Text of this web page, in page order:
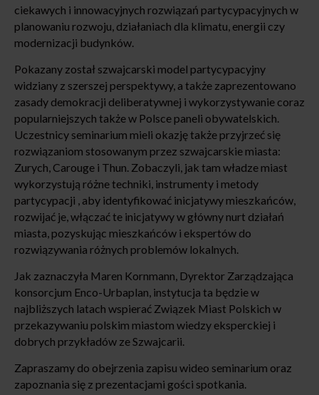
ciekawych i innowacyjnych rozwiązań partycypacyjnych w
planowaniu rozwoju, działaniach dla klimatu, energii czy
modernizacji budynków.
Pokazany został szwajcarski model partycypacyjny
widziany z szerszej perspektywy, a także zaprezentowano
zasady demokracji deliberatywnej i wykorzystywanie coraz
popularniejszych także w Polsce paneli obywatelskich.
Uczestnicy seminarium mieli okazję także przyjrzeć się
rozwiązaniom stosowanym przez szwajcarskie miasta:
Zurych, Carouge i Thun. Zobaczyli, jak tam władze miast
wykorzystują różne techniki, instrumenty i metody
partycypacji , aby identyfikować inicjatywy mieszkańców,
rozwijać je, włączać te inicjatywy w główny nurt działań
miasta, pozyskując mieszkańców i ekspertów do
rozwiązywania różnych problemów lokalnych.
Jak zaznaczyła Maren Kornmann, Dyrektor Zarządzająca
konsorcjum Enco-Urbaplan, instytucja ta będzie w
najbliższych latach wspierać Związek Miast Polskich w
przekazywaniu polskim miastom wiedzy eksperckiej i
dobrych przykładów ze Szwajcarii.
Zapraszamy do obejrzenia zapisu wideo seminarium oraz
zapoznania się z prezentacjami gości spotkania.